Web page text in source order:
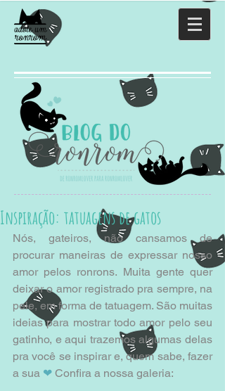
Inspiração: tatuagens de gatos
Nós, gateiros, não cansamos de
procurar maneiras de expressar nosso
amor pelos ronrons. Muita gente quer
deixar o amor registrado pra sempre, na
pele, em forma de tatuagem. São muitas
ideias para mostrar todo amor pelo seu
gatinho, e aqui trazemos algumas delas
pra você se inspirar e, quem sabe, fazer
a sua ❤ Confira a nossa galeria: